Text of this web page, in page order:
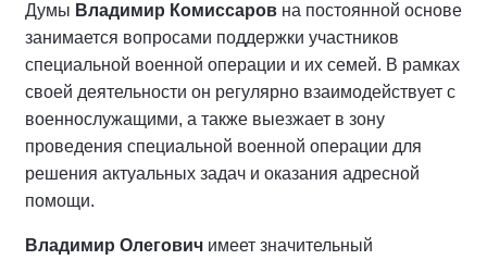
Думы Владимир Комиссаров на постоянной основе
занимается вопросами поддержки участников
специальной военной операции и их семей. В рамках
своей деятельности он регулярно взаимодействует с
военнослужащими, а также выезжает в зону
проведения специальной военной операции для
решения актуальных задач и оказания адресной
помощи.
Владимир Олегович имеет значительный